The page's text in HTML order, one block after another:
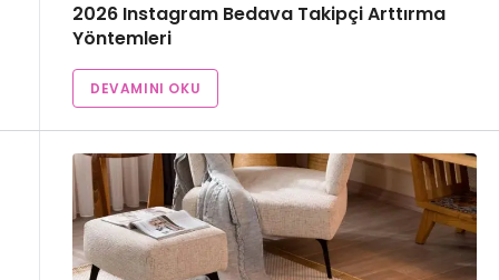
2026 Instagram Bedava Takipçi Arttırma
Yöntemleri
DEVAMINI OKU